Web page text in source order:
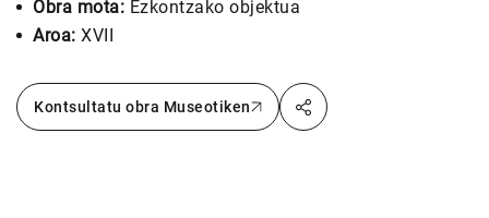
Obra mota: Ezkontzako objektua
Aroa: XVII
Kontsultatu obra Museotiken